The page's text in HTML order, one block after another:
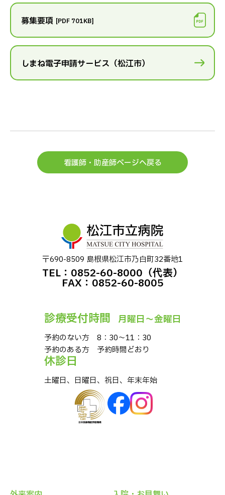
募集要項 [PDF 701KB]
しまね電子申請サービス（松江市）
看護師・助産師ページへ戻る
〒690-8509 島根県松江市乃⽩町32番地1
TEL：0852-60-8000（代表）
FAX：0852-60-8005
診療受付時間 ⽉曜⽇〜⾦曜⽇
予約のない⽅ 8：30〜11：30
予約のある⽅ 予約時間どおり
休診⽇
⼟曜⽇、⽇曜⽇、祝⽇、年末年始